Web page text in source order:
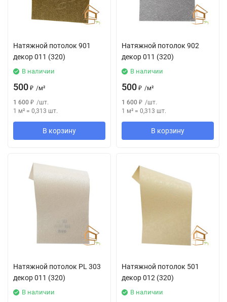
Натяжной потолок 901
декор 011 (320)
В наличии
500 ₽ /м²
1 600 ₽ /шт.
1 м² = 0,313 шт.
В корзину
Натяжной потолок 902
декор 011 (320)
В наличии
500 ₽ /м²
1 600 ₽ /шт.
1 м² = 0,313 шт.
В корзину
Натяжной потолок РL 303
декор 011 (320)
В наличии
Натяжной потолок 501
декор 012 (320)
В наличии